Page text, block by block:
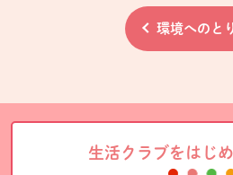
環境へのと
生活クラブをはじ